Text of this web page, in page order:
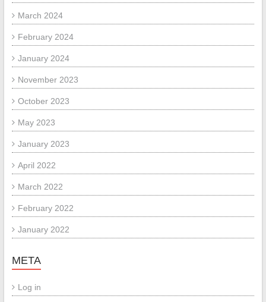
March 2024
February 2024
January 2024
November 2023
October 2023
May 2023
January 2023
April 2022
March 2022
February 2022
January 2022
META
Log in